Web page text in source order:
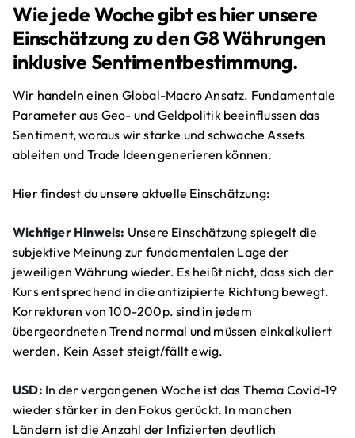
Wie jede Woche gibt es hier unsere
Einschätzung zu den G8 Währungen
inklusive Sentimentbestimmung.
Wir handeln einen Global-Macro Ansatz. Fundamentale
Parameter aus Geo- und Geldpolitik beeinflussen das
Sentiment, woraus wir starke und schwache Assets
ableiten und Trade Ideen generieren können.
Hier findest du unsere aktuelle Einschätzung:
Wichtiger Hinweis: Unsere Einschätzung spiegelt die
subjektive Meinung zur fundamentalen Lage der
jeweiligen Währung wieder. Es heißt nicht, dass sich der
Kurs entsprechend in die antizipierte Richtung bewegt.
Korrekturen von 100-200p. sind in jedem
übergeordneten Trend normal und müssen einkalkuliert
werden. Kein Asset steigt/fällt ewig.
USD: In der vergangenen Woche ist das Thema Covid-19
wieder stärker in den Fokus gerückt. In manchen
Ländern ist die Anzahl der Infizierten deutlich